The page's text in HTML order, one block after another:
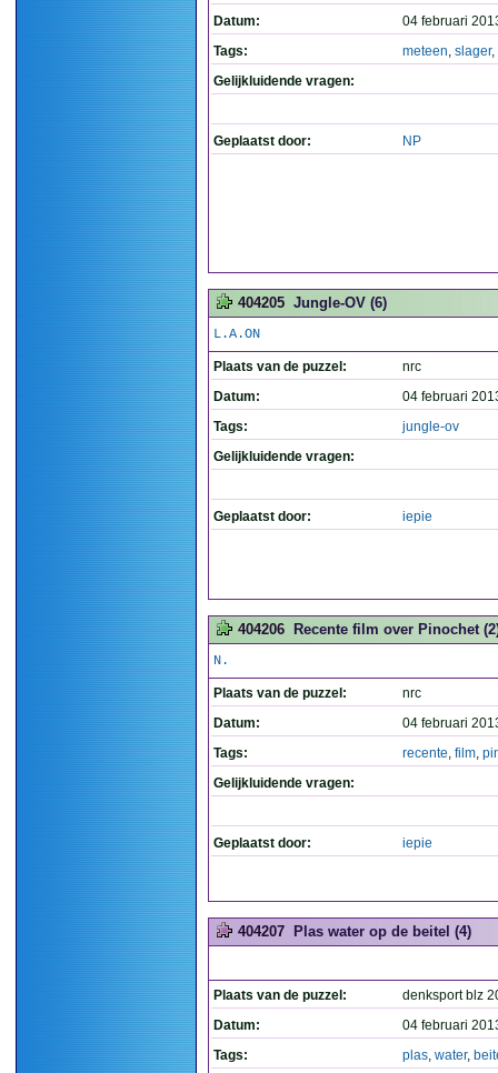
Datum:
04 februari
Tags:
meteen, slager,
Gelijkluidende vragen:
Geplaatst door: NP
404205 Jungle-OV (6)
L.A.ON
Plaats van de puzzel:
nrc
Datum:
04 februari
Tags:
jungle-ov
Gelijkluidende vragen:
Geplaatst door: iepie
404206 Recente film over Pinochet
N.
Plaats van de puzzel:
nrc
Datum:
04 februari
Tags:
recente, film,
Gelijkluidende vragen:
Geplaatst door: iepie
404207 Plas water op de beitel (4)
Plaats van de puzzel:
denksport blz
Datum:
04 februari
Tags:
plas, water,